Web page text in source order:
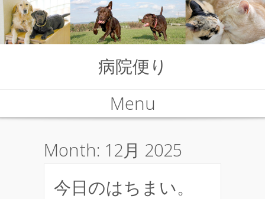
病院便り
Menu
Month: 12月 2025
今日のはちまい。